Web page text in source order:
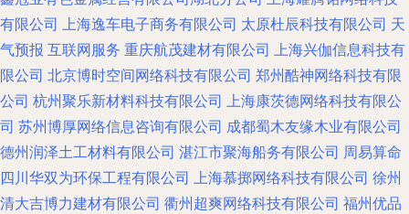
有限公司 上海逸车电子商务有限公司 太原杜辰科技有限公司 天
气预报 互联网服务 重庆航茂建材有限公司 上海兴伽信息科技有
限公司 北京博时空间网络科技有限公司 郑州酷神网络科技有限
公司 杭州聚乐新材料科技有限公司 上海康茨德网络科技有限公
司 苏州博厚网络信息咨询有限公司 成都蜀木友缘木业有限公司
德州润泽土工材料有限公司 湛江市聚海船务有限公司 周易算命
四川华双为环保工程有限公司 上海慕掷网络科技有限公司 徐州
清大吉博力建材有限公司 衢州超爽网络科技有限公司 福州优品